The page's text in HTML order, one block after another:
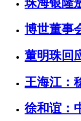
博世董事
董明珠回
王海江：
徐和谊：